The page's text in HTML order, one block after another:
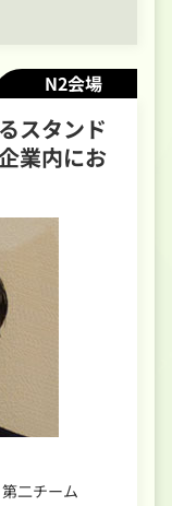
N2会場
スタンド
業内にお
二チーム